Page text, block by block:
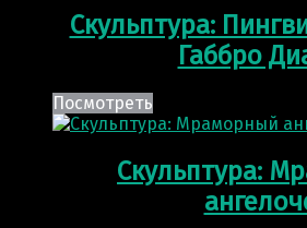
Скульптура:
Габбро
Посмотреть
Скульптура: